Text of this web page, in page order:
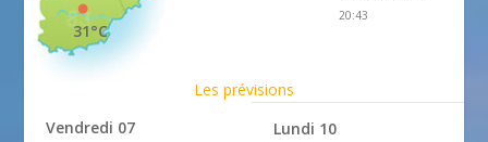
31°C
20:43
Les prévisions
Vendredi 07
Lundi 10